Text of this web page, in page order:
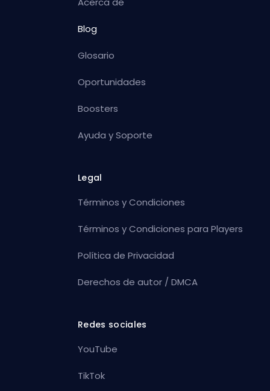
Blog
Glosario
Oportunidades
Boosters
Ayuda y Soporte
Legal
Términos y Condiciones
Términos y Condiciones para Players
Política de Privacidad
Derechos de autor / DMCA
Redes sociales
YouTube
TikTok